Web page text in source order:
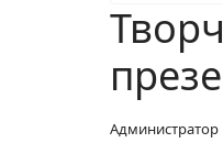
Администратор